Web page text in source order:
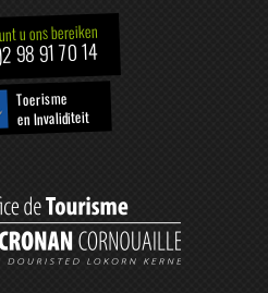
u ons bereiken
98 91 70 14
Toerisme
en Invaliditeit